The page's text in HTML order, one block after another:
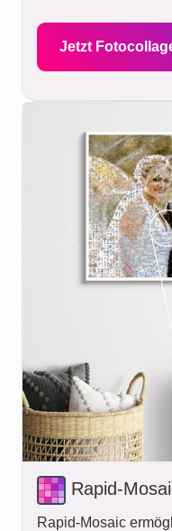
Jetzt
Rapid-
Rapid-Mosaic